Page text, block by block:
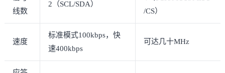
线数
2（SCL/SDA）
/CS）
速度
标准模式100kbps，快
速400kbps
可达几十MHz